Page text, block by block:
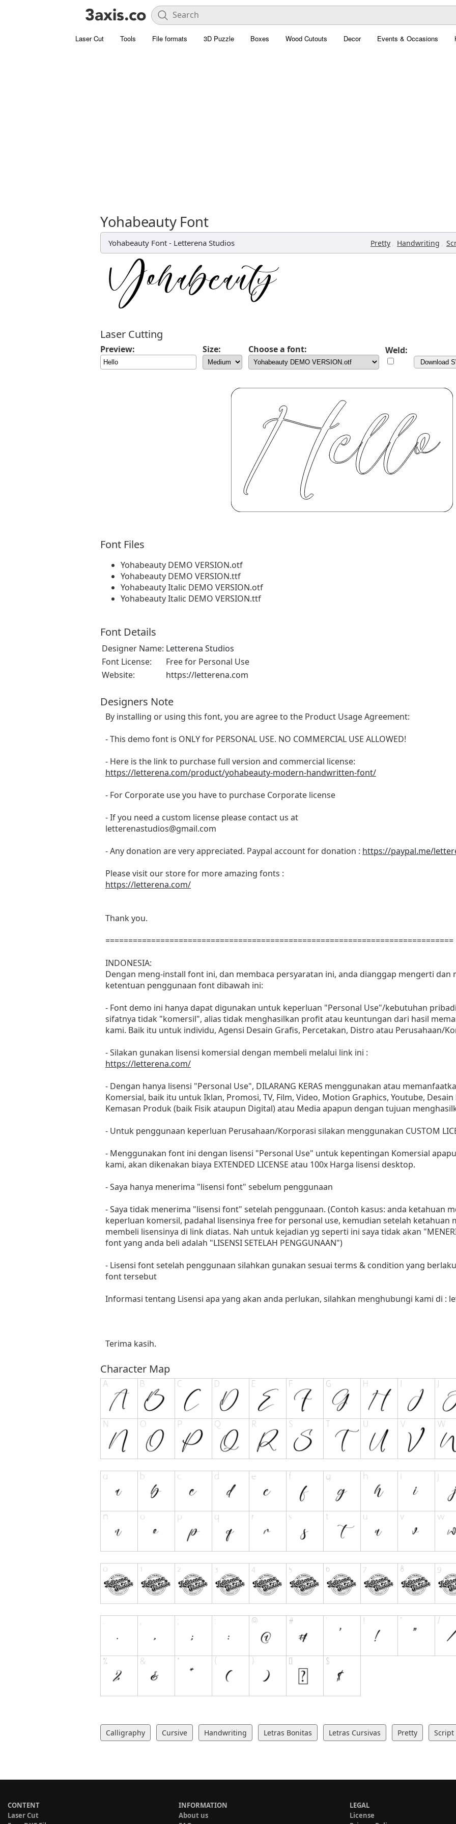
Laser Cut Tools File formats 3D Puzzle Boxes Wood Cutouts Decor Events & Occasions
Yohabeauty Font
Yohabeauty Font - Letterena Studios Pretty , Handwriting ,
Laser Cutting
Preview: Size: Choose a font: Weld:
Download
Font Files
Yohabeauty DEMO VERSION.otf
Yohabeauty DEMO VERSION.ttf
Yohabeauty Italic DEMO VERSION.otf
Yohabeauty Italic DEMO VERSION.ttf
Font Details
Designer Name: Letterena Studios
Font License:
Free for Personal Use
Website:
https://letterena.com
Designers Note
By installing or using this font, you are agree to the Product Usage Agreement:
- This demo font is ONLY for PERSONAL USE. NO COMMERCIAL USE ALLOWED!
- Here is the link to purchase full version and commercial license:
https://letterena.com/product/yohabeauty-modern-handwritten-font/
- For Corporate use you have to purchase Corporate license
- If you need a custom license please contact us at
letterenastudios@gmail.com
- Any donation are very appreciated. Paypal account for donation : https://paypal.me/
Please visit our store for more amazing fonts :
https://letterena.com/
Thank you.
============================================================================
INDONESIA:
Dengan meng-install font ini, dan membaca persyaratan ini, anda dianggap mengerti dan
ketentuan penggunaan font dibawah ini:
- Font demo ini hanya dapat digunakan untuk keperluan "Personal Use"/kebutuhan
sifatnya tidak "komersil", alias tidak menghasilkan profit atau keuntungan dari hasil
kami. Baik itu untuk individu, Agensi Desain Grafis, Percetakan, Distro atau Perusahaan/
- Silakan gunakan lisensi komersial dengan membeli melalui link ini :
https://letterena.com/
- Dengan hanya lisensi "Personal Use", DILARANG KERAS menggunakan atau
Komersial, baik itu untuk Iklan, Promosi, TV, Film, Video, Motion Graphics, Youtube,
Kemasan Produk (baik Fisik ataupun Digital) atau Media apapun dengan tujuan
- Untuk penggunaan keperluan Perusahaan/Korporasi silakan menggunakan CUSTOM
- Menggunakan font ini dengan lisensi "Personal Use" untuk kepentingan Komersial
kami, akan dikenakan biaya EXTENDED LICENSE atau 100x Harga lisensi desktop.
- Saya hanya menerima "lisensi font" sebelum penggunaan
- Saya tidak menerima "lisensi font" setelah penggunaan. (Contoh kasus: anda ketahuan
keperluan komersil, padahal lisensinya free for personal use, kemudian setelah ketahuan
membeli lisensinya di link diatas. Nah untuk kejadian yg seperti ini saya tidak akan
font yang anda beli adalah "LISENSI SETELAH PENGGUNAAN")
- Lisensi font setelah penggunaan silahkan gunakan sesuai terms & condition yang
font tersebut
Informasi tentang Lisensi apa yang akan anda perlukan, silahkan menghubungi kami di :
Terima kasih.
Character Map
Calligraphy Cursive Handwriting Letras Bonitas Letras Cursivas Pretty Script
CONTENT
Laser Cut
INFORMATION
About us
LEGAL
License